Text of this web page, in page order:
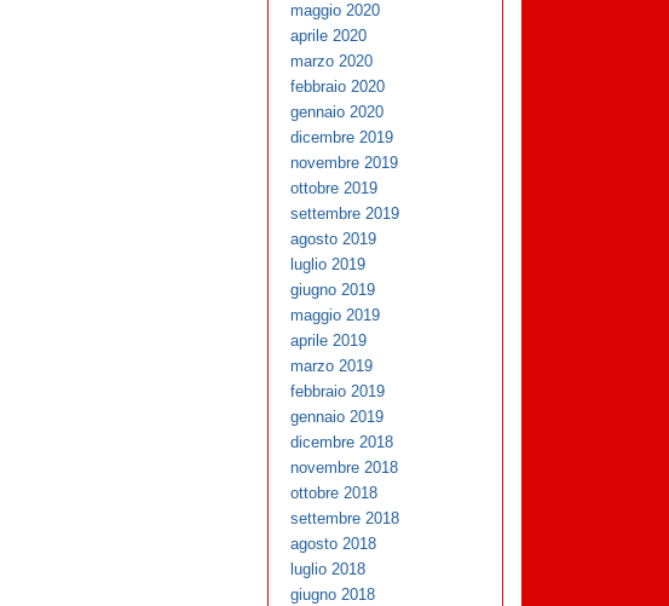
maggio 2020
aprile 2020
marzo 2020
febbraio 2020
gennaio 2020
dicembre 2019
novembre 2019
ottobre 2019
settembre 2019
agosto 2019
luglio 2019
giugno 2019
maggio 2019
aprile 2019
marzo 2019
febbraio 2019
gennaio 2019
dicembre 2018
novembre 2018
ottobre 2018
settembre 2018
agosto 2018
luglio 2018
giugno 2018